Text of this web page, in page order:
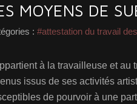
MOYENS DE
: #attestation du travail
à la travailleuse et
issus de ses activités
de pourvoir à une